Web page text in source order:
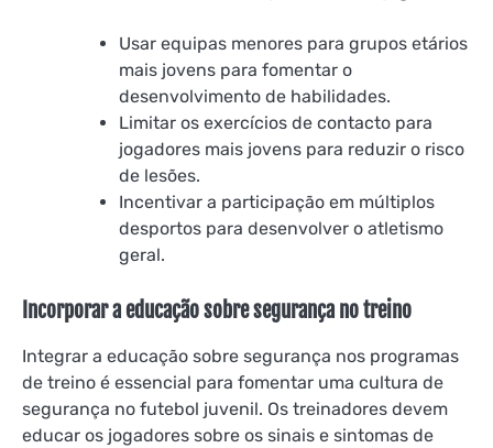
Usar equipas menores para grupos etários
mais jovens para fomentar o
desenvolvimento de habilidades.
Limitar os exercícios de contacto para
jogadores mais jovens para reduzir o risco
de lesões.
Incentivar a participação em múltiplos
desportos para desenvolver o atletismo
geral.
Incorporar a educação sobre segurança no treino
Integrar a educação sobre segurança nos programas
de treino é essencial para fomentar uma cultura de
segurança no futebol juvenil. Os treinadores devem
educar os jogadores sobre os sinais e sintomas de